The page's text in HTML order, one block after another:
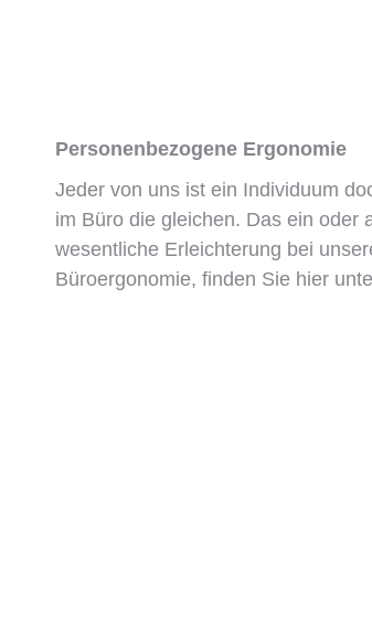
Personenbezogene Ergonomie
Jeder von uns ist ein Individuum
im Büro die gleichen. Das ein oder
wesentliche Erleichterung bei
Büroergonomie, finden Sie hier